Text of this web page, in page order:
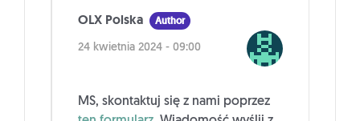
OLX Polska Author
24 kwietnia 2024 - 09:00
MS, skontaktuj się z nami poprzez